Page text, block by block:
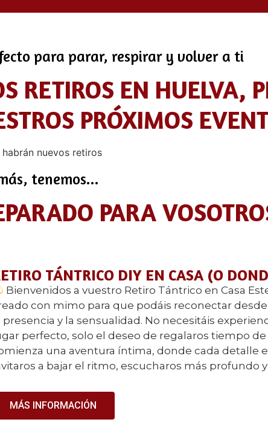
para parar, respirar y volver a ti
RETIROS EN HUELVA,
PRÓXIMOS
nuevos retiros
tenemos...
PARA
TÁNTRICO DIY EN CASA (O
Bienvenidos a vuestro Retiro Tántrico en Casa
con mimo para que podáis reconectar
presencia y la sensualidad. No necesitáis
perfecto, solo el deseo de regalaros tiempo
una aventura íntima, donde cada detalle
a bajar el ritmo, escucharos más profundo y
MÁS INFORMACIÓN